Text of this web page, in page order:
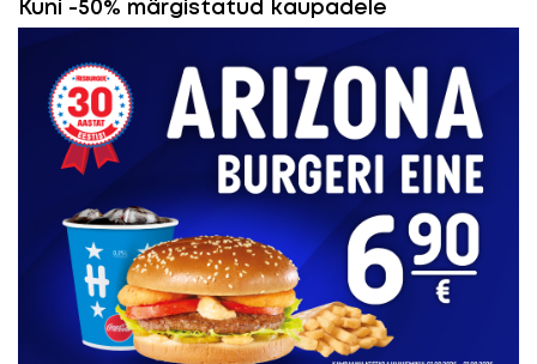
Kuni -50% märgistatud kaupadele